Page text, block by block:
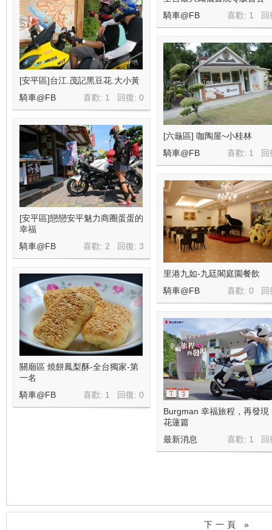
喜歡: 1 回
騎車@FB
[安平區]台江.茂記黑豆花.大小黃
喜歡: 1 回復: 0
騎車@FB
[六龜區] 咖陶屋~小桂林
喜歡: 1 回
騎車@FB
[安平區]戀戀安平魅力商圈蛋蛋的
幸福
喜歡: 2 回復: 3
騎車@FB
里港九如-九廷閣庭園餐飲
喜歡: 0 回
騎車@FB
關廟區 燒餅鳳梨酥-全台獨家-第
一名
喜歡: 1 回復: 0
騎車@FB
Burgman 幸福旅程，再發現
花蓮篇
喜歡: 1 回
最新消息
下一頁 »